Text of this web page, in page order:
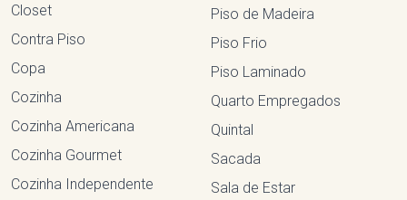
Closet
Contra Piso
Copa
Cozinha
Cozinha Americana
Cozinha Gourmet
Cozinha Independente
Piso de Madeira
Piso Frio
Piso Laminado
Quarto Empregados
Quintal
Sacada
Sala de Estar